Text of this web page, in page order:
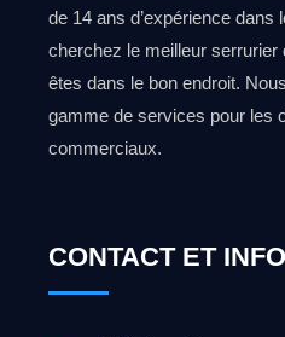
de 14 ans d’expérience dans
cherchez le meilleur serrurier
êtes dans le bon endroit.
gamme de services pour les
commerciaux.
CONTACT ET